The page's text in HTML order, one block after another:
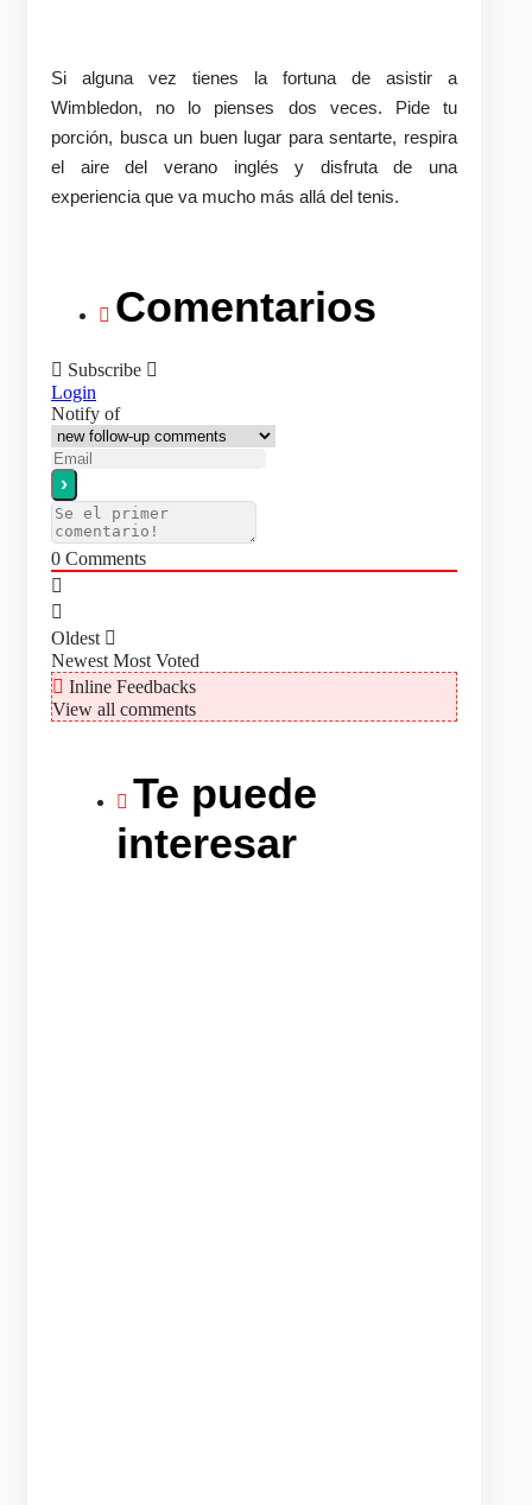
Si alguna vez tienes la fortuna de asistir a
Wimbledon, no lo pienses dos veces. Pide tu
porción, busca un buen lugar para sentarte, respira
el aire del verano inglés y disfruta de una
experiencia que va mucho más allá del tenis.
Comentarios
Subscribe
Login
Notify of
0 Comments
Oldest
Newest Most Voted
Inline Feedbacks
View all comments
Te puede
interesar